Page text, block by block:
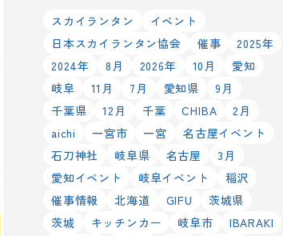
スカイランタン
イベント
日本スカイランタン協会
催事
2025年
2024年
8月 2026年 10月
愛知
岐阜
11月 7月 愛知県
9月
千葉県
12月 千葉 CHIBA
2月
aichi
一宮市 一宮
名古屋イベント
石刀神社
岐阜県 名古屋
3月
愛知イベント
岐阜イベント
稲沢
催事情報
北海道 GIFU
茨城県
茨城
キッチンカー 岐阜市
IBARAKI